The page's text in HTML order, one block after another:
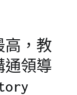
高，教
通領導